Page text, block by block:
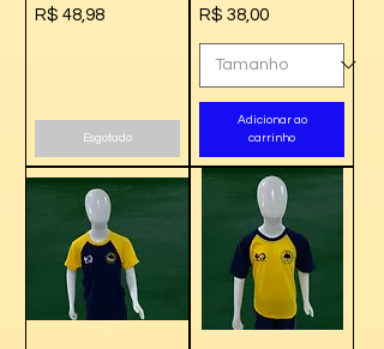
Preço
R$ 48,98
Esgotado
Preço
R$ 38,00
Adicionar ao
carrinho